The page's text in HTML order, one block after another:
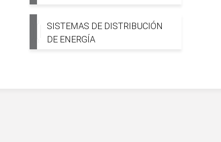
SISTEMAS DE DISTRIBUCIÓN
DE ENERGÍA